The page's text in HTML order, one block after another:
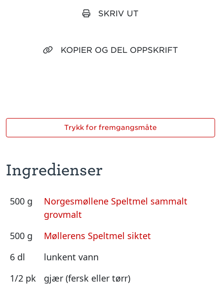
SKRIV UT
KOPIER OG DEL OPPSKRIFT
Ingredienser
500 g
Norgesmøllene Speltmel sammalt
grovmalt
500 g
Møllerens Speltmel siktet
6 dl
lunkent vann
1/2 pk
gjær (fersk eller tørr)
Trykk for fremgangsmåte